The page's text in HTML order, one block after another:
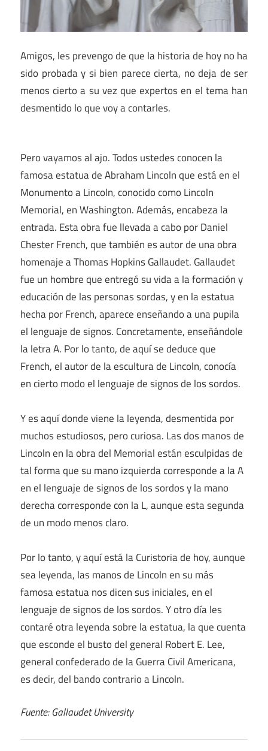
Amigos, les prevengo de que la historia de hoy no ha
sido probada y si bien parece cierta, no deja de ser
menos cierto a su vez que expertos en el tema han
desmentido lo que voy a contarles.
Pero vayamos al ajo. Todos ustedes conocen la
famosa estatua de Abraham Lincoln que está en el
Monumento a Lincoln, conocido como Lincoln
Memorial, en Washington. Además, encabeza la
entrada. Esta obra fue llevada a cabo por Daniel
Chester French, que también es autor de una obra
homenaje a Thomas Hopkins Gallaudet. Gallaudet
fue un hombre que entregó su vida a la formación y
educación de las personas sordas, y en la estatua
hecha por French, aparece enseñando a una pupila
el lenguaje de signos. Concretamente, enseñándole
la letra A. Por lo tanto, de aquí se deduce que
French, el autor de la escultura de Lincoln, conocía
en cierto modo el lenguaje de signos de los sordos.
Y es aquí donde viene la leyenda, desmentida por
muchos estudiosos, pero curiosa. Las dos manos de
Lincoln en la obra del Memorial están esculpidas de
tal forma que su mano izquierda corresponde a la A
en el lenguaje de signos de los sordos y la mano
derecha corresponde con la L, aunque esta segunda
de un modo menos claro.
Por lo tanto, y aquí está la Curistoria de hoy, aunque
sea leyenda, las manos de Lincoln en su más
famosa estatua nos dicen sus iniciales, en el
lenguaje de signos de los sordos. Y otro día les
contaré otra leyenda sobre la estatua, la que cuenta
que esconde el busto del general Robert E. Lee,
general confederado de la Guerra Civil Americana,
es decir, del bando contrario a Lincoln.
Fuente:Gallaudet University